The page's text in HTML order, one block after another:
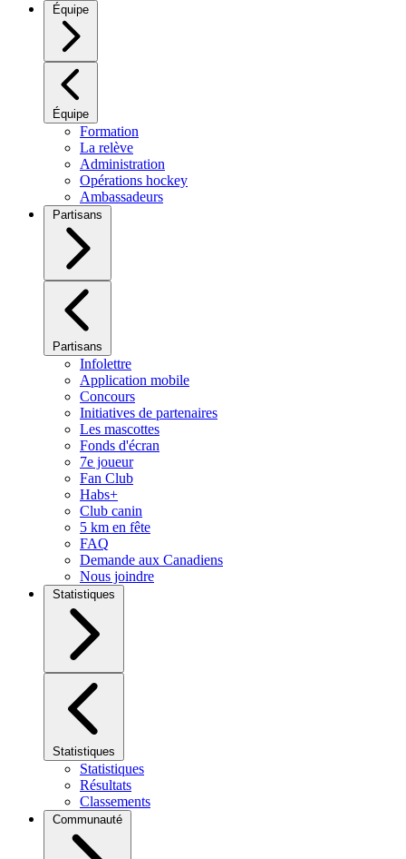
Équipe
Équipe
Formation
La relève
Administration
Opérations hockey
Ambassadeurs
Partisans
Partisans
Infolettre
Application mobile
Concours
Initiatives de partenaires
Les mascottes
Fonds d'écran
7e joueur
Fan Club
Habs+
Club canin
5 km en fête
FAQ
Demande aux Canadiens
Nous joindre
Statistiques
Statistiques
Statistiques
Résultats
Classements
Communauté